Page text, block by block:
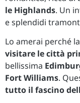
le Highlands. Un
e splendidi
Lo amerai perché
visitare le città
bellissima
Fort Williams.
tutto il fascino